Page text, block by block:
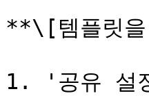
**\[템플릿
1. '공유 설